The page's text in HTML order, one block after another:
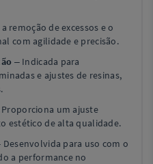
remoção de excessos e o
com agilidade e precisão.
– Indicada para
e ajustes de resinas,
um ajuste
estético de alta qualidade.
para uso com o
a performance no